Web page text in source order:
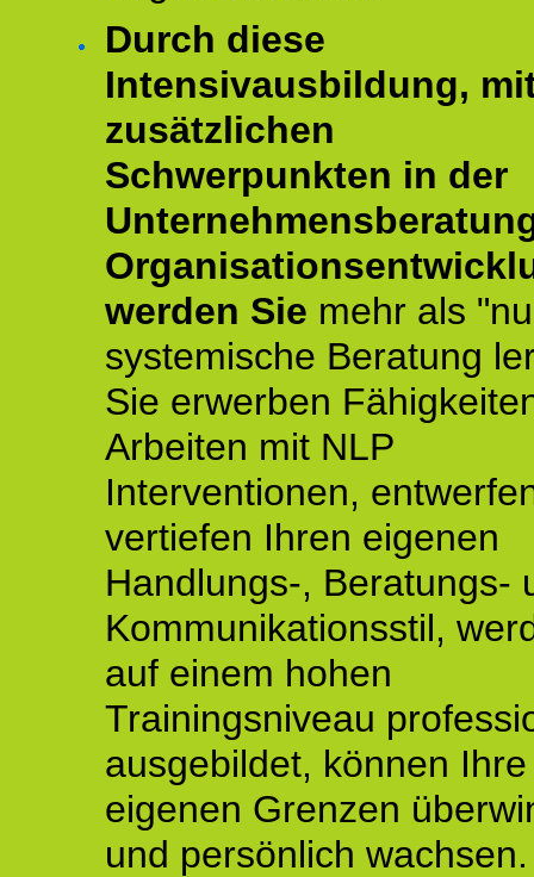
Durch diese
Intensivausbildung,
zusätzlichen
Schwerpunkten in der
werden Sie mehr als
systemische Beratung
Sie erwerben
Arbeiten mit NLP
Interventionen,
vertiefen Ihren eigenen
Handlungs-, Beratungs-
Kommunikationsstil,
auf einem hohen
Trainingsniveau
ausgebildet, können Ihre
eigenen Grenzen
und persönlich wachsen.